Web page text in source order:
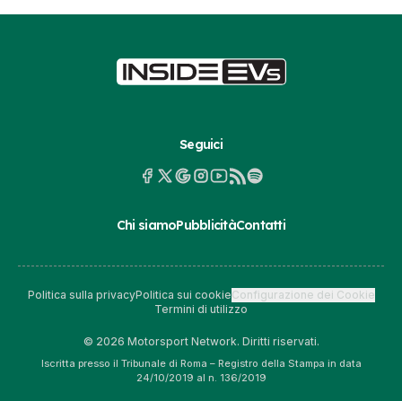
Seguici
Chi siamoPubblicitàContatti
Politica sulla privacyPolitica sui cookieConfigurazione dei Cookie
Termini di utilizzo
© 2026 Motorsport Network. Diritti riservati.
Iscritta presso il Tribunale di Roma – Registro della Stampa in data
24/10/2019 al n. 136/2019